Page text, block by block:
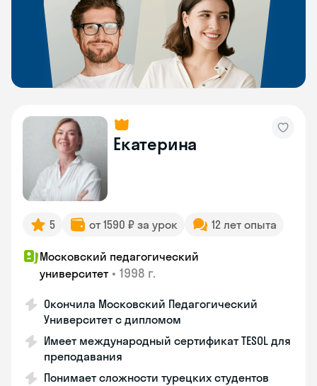
Екатерина
5 от 1590 ₽ за урок 12 лет опыта
Московский педагогический
университет • 1998 г.
Окончила Московский Педагогический
Университет с дипломом
Имеет международный сертификат TESOL для
преподавания
Понимает сложности турецких студентов